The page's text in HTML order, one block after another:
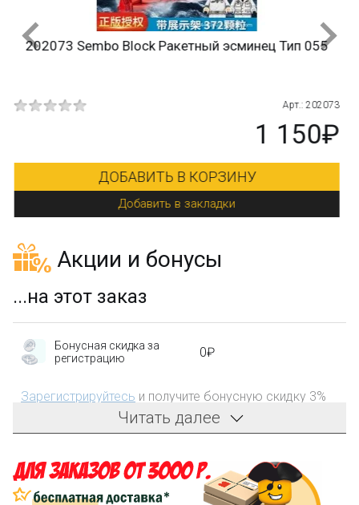
98305 MEI LIAN Ракетная установка Катюша и
Арт.: 98305
1 550₽
ДОБАВИТЬ В КОРЗИНУ
Добавить в закладки
Акции и бонусы
...на этот заказ
Бонусная скидка за
регистрацию
0₽
Зарегистрируйтесь и получите бонусную скидку 3%
на первый заказ!
затрат на доставку
Сделайте заказ на сумму не менее 3 000₽, оплатите
Читать далее